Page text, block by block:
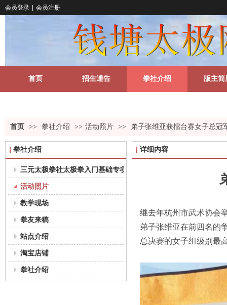
会员登录 会员注册
首页 招生通告 拳社介绍 版主简
首页 >> 拳社介绍 >> 活动照片 >> 弟子张维亚获擂台赛女子总冠
拳社介绍
三元太极拳社太极拳入门基础专项课程教学大纲（18-35岁组）
活动照片
教学现场
拳友来稿
站点介绍
淘宝店铺
拳社介绍
详细内容
继去年杭州市武术协会
弟子张维亚在前四名的
总决赛的女子组级别最